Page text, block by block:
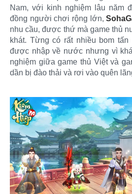
Nam, với kinh nghiệm lâu năm
đồng người chơi rộng lớn,
nhu cầu, được thứ mà game thủ
khát. Từng có rất nhiều bom
được nhập về nước nhưng vì
nghiệm giữa game thủ Việt và
dần bị đào thải và rơi vào quên